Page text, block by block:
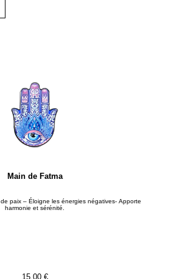
Main de Fatma
paix – Éloigne les énergies négatives- Apporte
harmonie et sérénité.
15,00 €